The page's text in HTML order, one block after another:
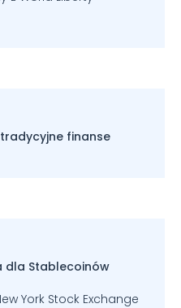
tradycyjne finanse
dla Stablecoinów
York Stock Exchange